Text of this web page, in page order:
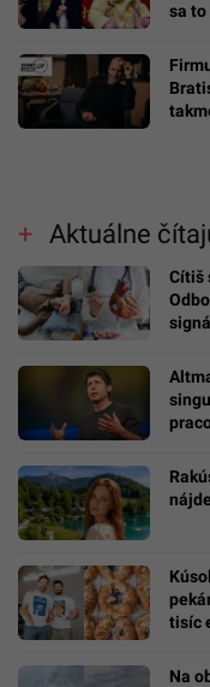
sa to
Aktuálne
Cítiš
tisíc
Na